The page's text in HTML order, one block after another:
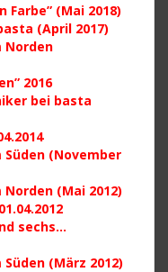
Farbe” (Mai 2018)
(April 2017)
Norden
2016
bei basta
(November
(Mai 2012)
sechs…
(März 2012)